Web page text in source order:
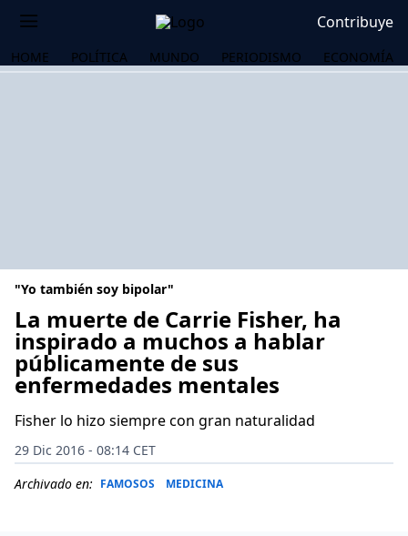
Contribuye
HOME POLÍTICA MUNDO PERIODISMO ECONOMÍA
"Yo también soy bipolar"
La muerte de Carrie Fisher, ha
inspirado a muchos a hablar
públicamente de sus
enfermedades mentales
Fisher lo hizo siempre con gran naturalidad
29 Dic 2016 - 08:14 CET
Archivado en: FAMOSOS MEDICINA